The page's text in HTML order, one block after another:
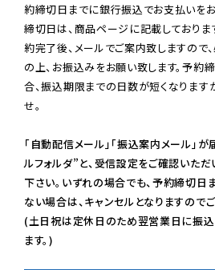
約締切日までに銀行振込でお支払いを
締切日は、商品ページに記載しておりま
約完了後、メールでご案内致しますので
の上、お振込みをお願い致します。予
合、振込期限までの日数が短くなります
せ。
「自動配信メール」「振込案内メール」
ルフォルダ”と、受信設定をご確認いた
下さい。いずれの場合でも、予約締切日
ない場合は、キャンセルとなりますので
(土日祝は定休日のため翌営業日に振
ます。)